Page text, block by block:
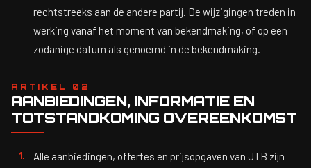
rechtstreeks aan de andere partij. De wijzigingen treden in
werking vanaf het moment van bekendmaking, of op een
zodanige datum als genoemd in de bekendmaking.
ARTIKEL 02
AANBIEDINGEN, INFORMATIE EN
TOTSTANDKOMING OVEREENKOMST
Alle aanbiedingen, offertes en prijsopgaven van JTB zijn